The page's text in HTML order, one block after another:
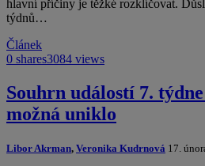
hlavní příčiny je těžké rozklíčovat.
týdnů…
Článek
0 shares3084 views
Souhrn událostí 7.
možná uniklo
Libor Akrman, Veronika Kudrnová 17.